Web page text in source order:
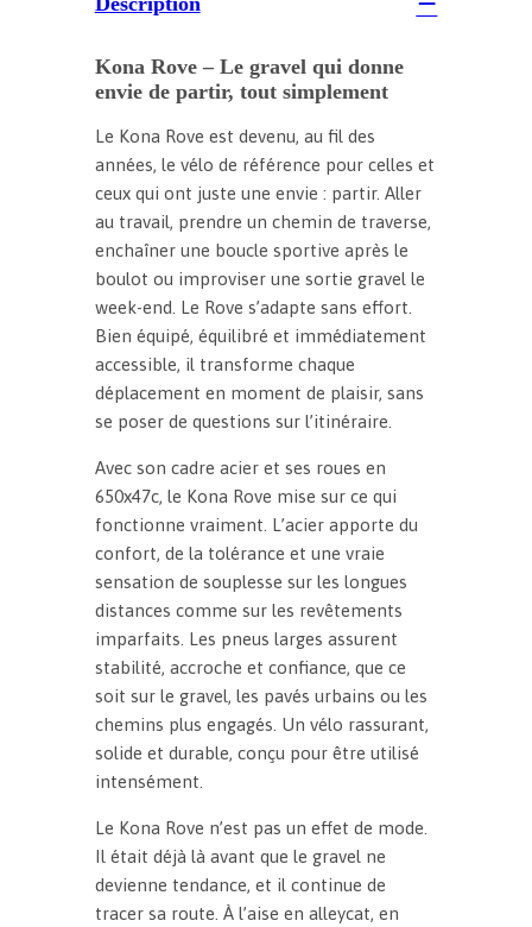
Kona Rove – Le gravel qui donne
envie de partir, tout simplement
Le Kona Rove est devenu, au fil des
années, le vélo de référence pour celles et
ceux qui ont juste une envie : partir. Aller
au travail, prendre un chemin de traverse,
enchaîner une boucle sportive après le
boulot ou improviser une sortie gravel le
week-end. Le Rove s’adapte sans effort.
Bien équipé, équilibré et immédiatement
accessible, il transforme chaque
déplacement en moment de plaisir, sans
se poser de questions sur l’itinéraire.
Avec son cadre acier et ses roues en
650x47c, le Kona Rove mise sur ce qui
fonctionne vraiment. L’acier apporte du
confort, de la tolérance et une vraie
sensation de souplesse sur les longues
distances comme sur les revêtements
imparfaits. Les pneus larges assurent
stabilité, accroche et confiance, que ce
soit sur le gravel, les pavés urbains ou les
chemins plus engagés. Un vélo rassurant,
solide et durable, conçu pour être utilisé
intensément.
Le Kona Rove n’est pas un effet de mode.
Il était déjà là avant que le gravel ne
devienne tendance, et il continue de
tracer sa route. À l’aise en alleycat, en